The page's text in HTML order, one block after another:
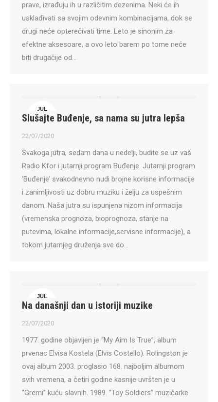
prave, izrađuju ih u različitim dezenima. Neki će ih
usklađivati sa svojim odevnim kombinacijama, dok se
drugi neće opterećivati time. Leto je sinonim za
efektne aksesoare, a ovo leto barem po tome neće
biti drugačije od…
JUL
22
Slušajte Buđenje, sa nama su jutra lepša
22/07/2020
Svakoga jutra, sedam dana u nedelji, budite se uz vaš
Radio Kfor i jutarnji program Buđenje. Jutarnji program
‘Buđenje’ svakodnevno nudi brojne korisne informacije
i zanimljivosti uz dobru muziku i želju za uspešnim
danom. Naša jutra su ispunjena nizom informacija
(vremenska prognoza, bioprognoza, stanje na
putevima, lokalne informacije,servisne informacije), a
tokom jutarnjeg druženja sve do…
JUL
22
Na današnji dan u istoriji muzike
22/07/2020
1977. godine objavljen je “My Aim Is True”, album
prvenac Elvisa Kostela (Elvis Costello). Rolingston je
ovaj album 2003. proglasio 168. najboljim albumom
svih vremena, a četiri godine kasnije uvršten je u
“Gremi” kuću slavnih. 1989. “Toy Soldiers” muzičarke